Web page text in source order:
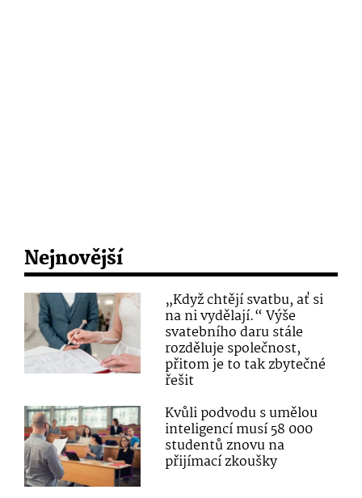
Nejnovější
„Když chtějí svatbu, ať si
na ni vydělají.“ Výše
svatebního daru stále
rozděluje společnost,
přitom je to tak zbytečné
řešit
Kvůli podvodu s umělou
inteligencí musí 58 000
studentů znovu na
přijímací zkoušky